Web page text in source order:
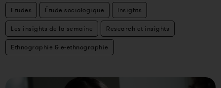
Etudes Étude sociologique Insights
Les insights de la semaine Research et insights
Ethnographie & e-ethnographie